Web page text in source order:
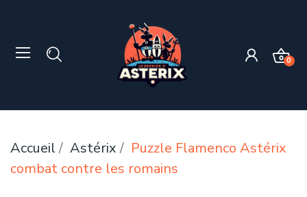
0
Accueil Astérix
Puzzle Flamenco Astérix
combat contre les romains